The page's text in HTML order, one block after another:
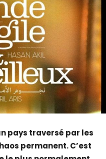
pays traversé par les
permanent. C’est